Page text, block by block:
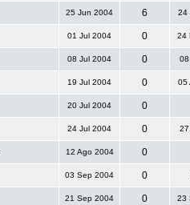
25 Jun 2004 6 24
01 Jul 2004 0 24
08 Jul 2004 0
19 Jul 2004 0 05
20 Jul 2004 0
24 Jul 2004 0
12 Ago 2004 0
03 Sep 2004 0
21 Sep 2004 0 23